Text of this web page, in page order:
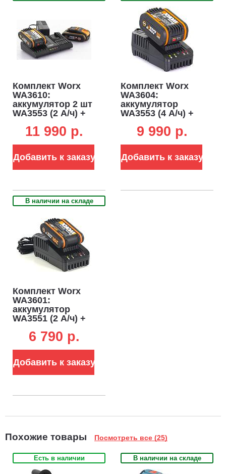
Комплект Worx
WA3610:
аккумулятор 2 шт
WA3553 (2 А/ч) +
зарядное
11 990 p.
Добавить к заказу
Комплект Worx
WA3604:
аккумулятор
WA3553 (4 А/ч) +
устройство
WA3880 (2 А)
9 990 p.
Добавить к заказу
В наличии на складе
Комплект Worx
WA3601:
аккумулятор
WA3551 (2 А/ч) +
устройство
WA3880 (2 А)
6 790 p.
Добавить к заказу
Похожие товары Посмотреть все (25)
Есть в наличии В наличии на складе